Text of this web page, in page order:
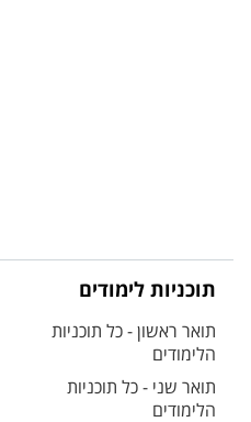
תוכניות לימודים
תואר ראשון - כל תוכניות
הלימודים
תואר שני - כל תוכניות
הלימודים